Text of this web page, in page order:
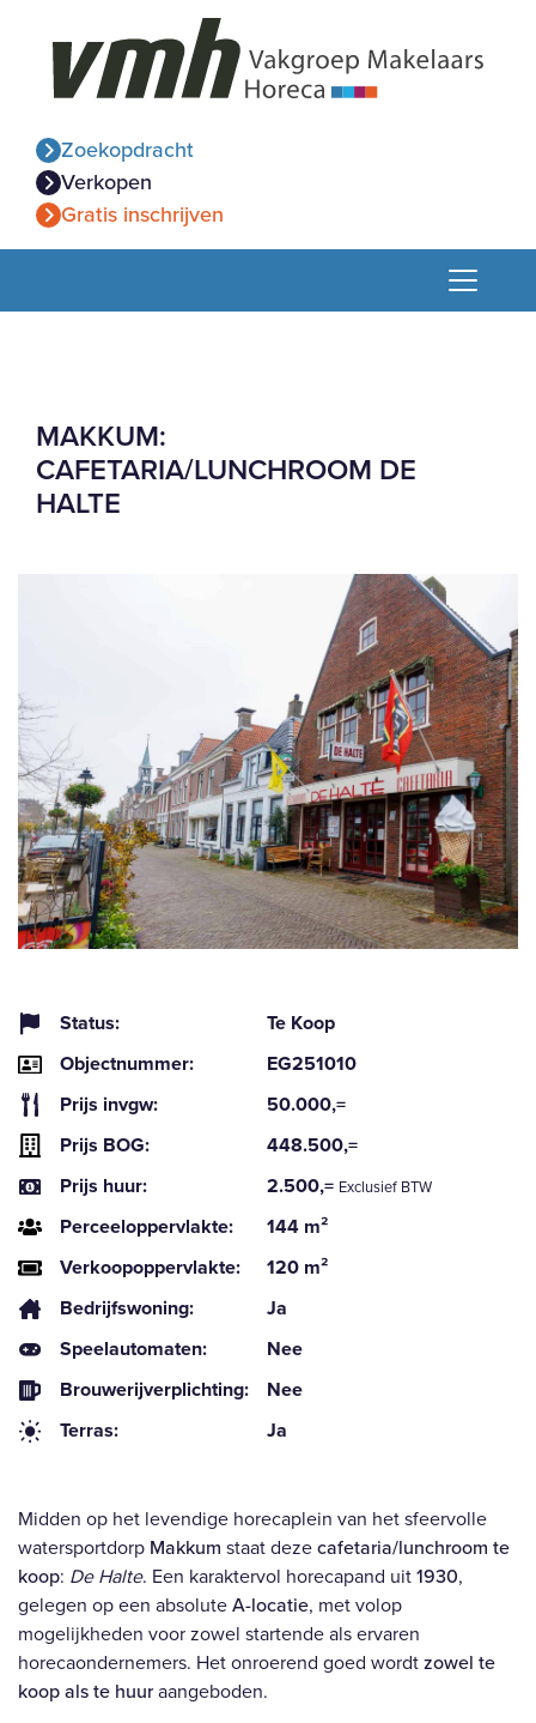
Zoekopdracht
Verkopen
Gratis inschrijven
MAKKUM:
CAFETARIA/LUNCHROOM DE
HALTE
Status:
Te Koop
Objectnummer:
EG251010
Prijs invgw:
50.000,=
Prijs BOG:
448.500,=
Prijs huur:
2.500,= Exclusief BTW
Perceeloppervlakte:
144 m²
Verkoopoppervlakte:
120 m²
Bedrijfswoning:
Ja
Speelautomaten:
Nee
Brouwerijverplichting:
Nee
Terras:
Ja
Midden op het levendige horecaplein van het sfeervolle
watersportdorp Makkum staat dezecafetaria/lunchroom te
koop: De Halte. Een karaktervol horecapand uit1930,
gelegen op een absoluteA-locatie, met volop
mogelijkheden voor zowel startende als ervaren
horecaondernemers. Het onroerend goed wordtzowel te
koop als te huuraangeboden.